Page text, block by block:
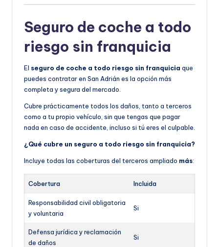
Seguro de coche a todo
riesgo sin franquicia
El seguro de coche a todo riesgo sin franquicia que
puedes contratar en San Adrián es la opción más
completa y segura del mercado.
Cubre prácticamente todos los daños, tanto a terceros
como a tu propio vehículo, sin que tengas que pagar
nada en caso de accidente, incluso si tú eres el culpable.
¿Qué cubre un seguro a todo riesgo sin franquicia?
Incluye todas las coberturas del terceros ampliado más:
Cobertura Incluida
Responsabilidad civil obligatoria
y voluntaria
Si
Defensa jurídica y reclamación
de daños
Si